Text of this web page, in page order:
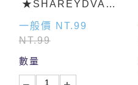
★SHAREYDVA
Musee 英文直式貼紙
一般價 NT.99
NT.99
數量